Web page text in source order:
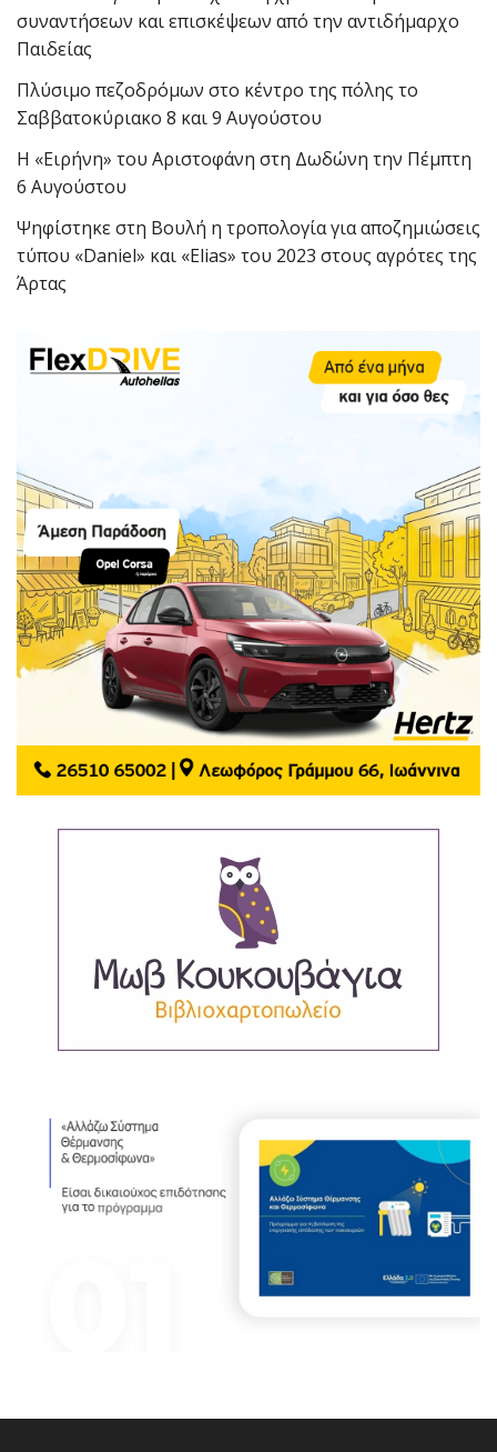
συναντήσεων και επισκέψεων από την αντιδήμαρχο
Παιδείας
Πλύσιμο πεζοδρόμων στο κέντρο της πόλης το
Σαββατοκύριακο 8 και 9 Αυγούστου
Η «Ειρήνη» του Αριστοφάνη στη Δωδώνη την Πέμπτη
6 Αυγούστου
Ψηφίστηκε στη Βουλή η τροπολογία για αποζημιώσεις
τύπου «Daniel» και «Elias» του 2023 στους αγρότες της
Άρτας